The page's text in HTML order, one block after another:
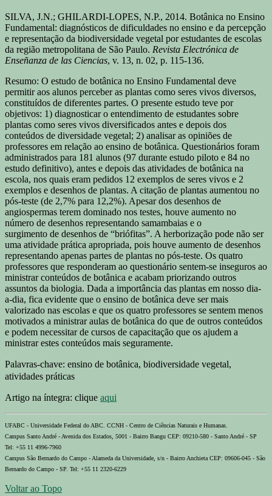
SILVA, J.N.; GHILARDI-LOPES, N.P., 2014. Botânica no Ensino
Fundamental: diagnósticos de dificuldades no ensino e da percepção
e representação da biodiversidade vegetal por estudantes de escolas
da região metropolitana de São Paulo. Revista Electrónica de
Enseñanza de las Ciencias, v. 13, n. 02, p. 115-136.
Resumo: O estudo de botânica no Ensino Fundamental deve
permitir aos alunos perceber as plantas como seres vivos diversos,
constituídos de diferentes partes. O presente estudo teve por
objetivos: 1) diagnosticar o entendimento de estudantes sobre
plantas como seres vivos diversificados antes e depois dos
conteúdos de diversidade vegetal; 2) analisar as opiniões de
professores em relação ao ensino de botânica. Questionários foram
administrados para 181 alunos (97 durante estudo piloto e 84 no
estudo definitivo), antes e depois das atividades de botânica na
escola, nos quais eram pedidos 12 exemplos de seres vivos e 2
exemplos e desenhos de plantas. A citação de plantas aumentou no
pós-teste (de 2,7% para 12,2%). Apesar dos desenhos de
angiospermas terem dominado nos testes, houve aumento no
número de desenhos representando samambaias e o
surgimento de desenhos de “briófitas”. A herborização pode não ser
uma atividade prática apropriada, pois houve aumento de desenhos
representando apenas partes de plantas no pós-teste. Os quatro
professores que responderam ao questionário sentem-se inseguros ao
ministrar conteúdos de botânica e acabam priorizando outros
assuntos da biologia. Dada a importância das plantas em nosso dia-
a-dia, fica evidente que o ensino de botânica deve ser mais
valorizado nas escolas e que os quatro professores se sentem menos
motivados a ministrar aulas de botânica do que de outros conteúdos
e podem necessitar de cursos de capacitação que os ajudem a
ministrar estes conteúdos mais seguramente.
Palavras-chave: ensino de botânica, biodiversidade vegetal,
atividades práticas
Artigo na íntegra: clique aqui
UFABC - Universidade Federal do ABC. CCNH - Centro de Ciências Naturais e Humanas.
Campus Santo André - Avenida dos Estados, 5001 - Bairro Bangu CEP: 09210-580 - Santo André - SP
Tel: +55 11 4996-7960
Campus São Bernardo do Campo - Alameda da Universidade, s/n - Bairro Anchieta CEP: 09606-045 - São
Bernardo do Campo - SP. Tel: +55 11 2320-6229
Voltar ao Topo